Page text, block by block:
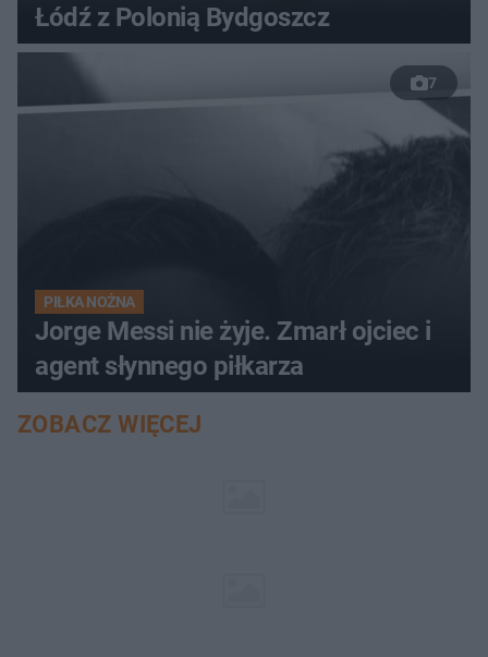
Łódź z Polonią Bydgoszcz
7
PIŁKA NOŻNA
Jorge Messi nie żyje. Zmarł ojciec i
agent słynnego piłkarza
ZOBACZ WIĘCEJ